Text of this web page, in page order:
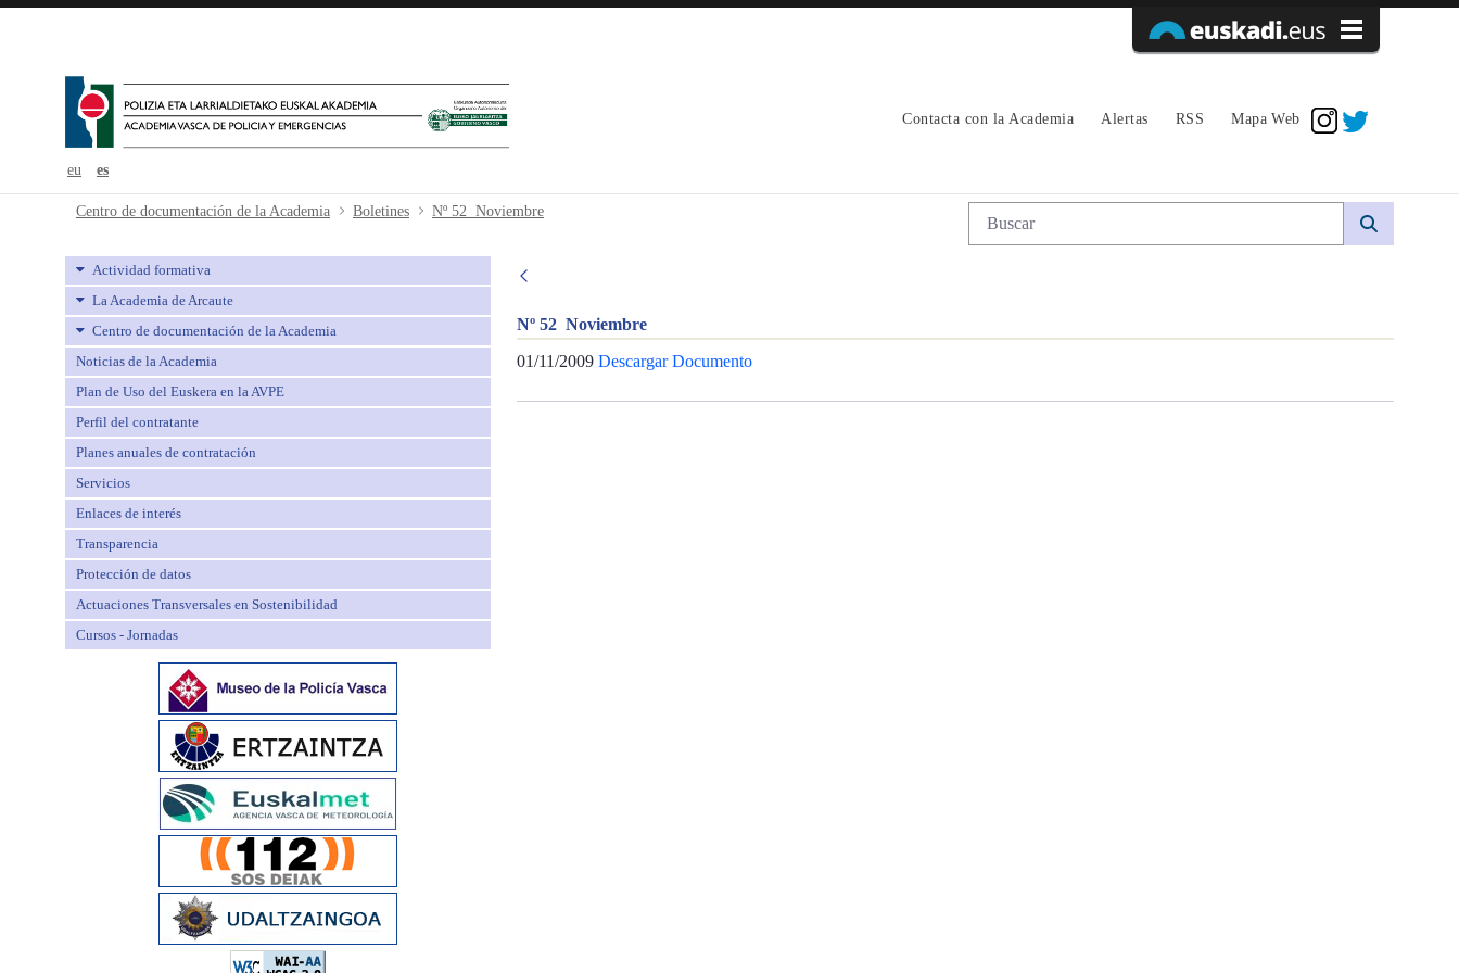
eu es
Contacta con la Academia Alertas RSS Mapa Web
Nº 52 Noviembre - avpe
Centro de documentación de la Academia Boletines Nº 52 Noviembre Búsqueda web
Actividad formativa
La Academia de Arcaute
Centro de documentación de la Academia
Noticias de la Academia
Plan de Uso del Euskera en la AVPE
Perfil del contratante
Planes anuales de contratación
Servicios
Enlaces de interés
Transparencia
Protección de datos
Actuaciones Transversales en Sostenibilidad
Cursos - Jornadas
Nº 52 Noviembre
01/11/2009 Descargar Documento